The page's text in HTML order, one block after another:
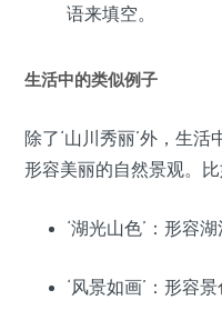
语来填空。
生活中的类似例子
除了‘山川秀丽’外，生
形容美丽的自然景观。比
‘湖光山色’：形容
‘风景如画’：形容